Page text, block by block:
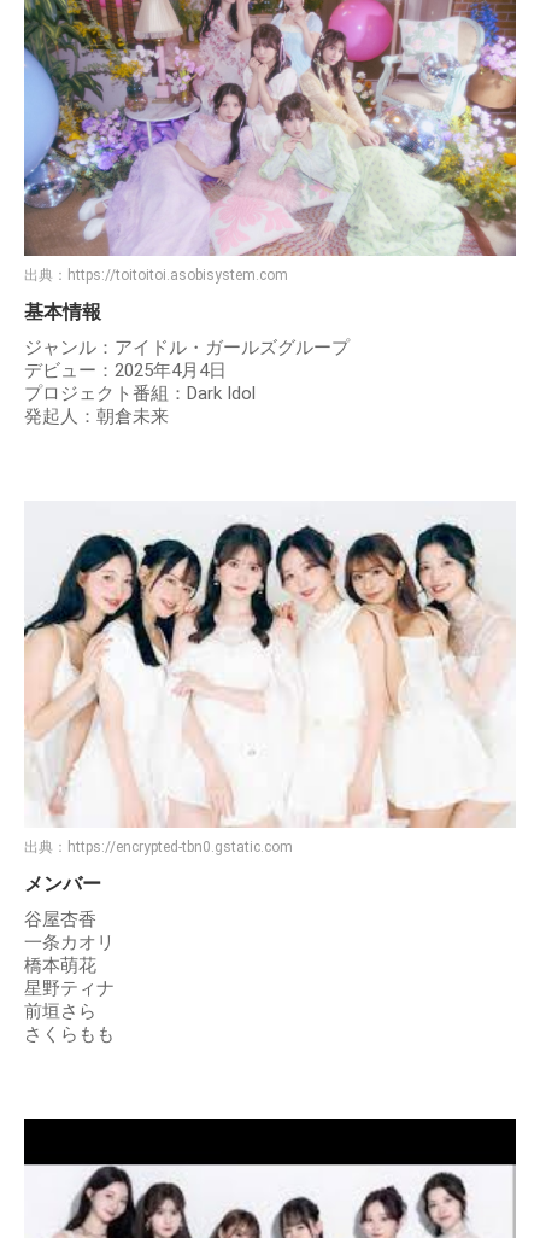
出典： https://toitoitoi.asobisystem.com
基本情報
ジャンル：アイドル・ガールズグループ
デビュー：2025年4月4日
プロジェクト番組：Dark Idol
発起人：朝倉未来
出典： https://encrypted-tbn0.gstatic.com
メンバー
谷屋杏香
一条カオリ
橋本萌花
星野ティナ
前垣さら
さくらもも